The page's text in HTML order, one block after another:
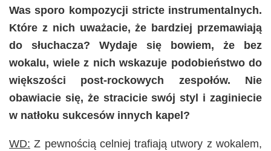
Was sporo kompozycji stricte instrumentalnych.
Które z nich uważacie, że bardziej przemawiają
do słuchacza? Wydaje się bowiem, że bez
wokalu, wiele z nich wskazuje podobieństwo do
większości post-rockowych zespołów. Nie
obawiacie się, że stracicie swój styl i zaginiecie
w natłoku sukcesów innych kapel?
WD: Z pewnością celniej trafiają utwory z wokalem,